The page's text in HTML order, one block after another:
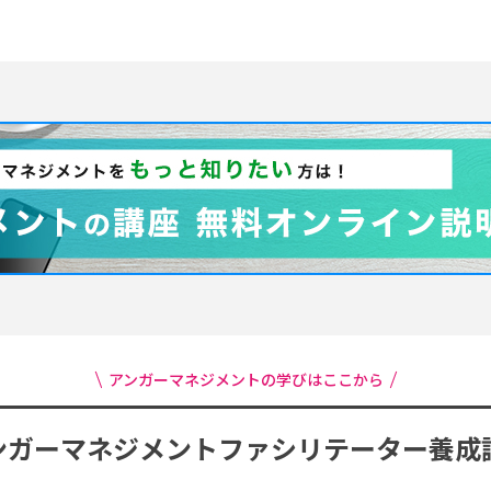
アンガーマネジメントの学びはここから
ーマネジメントファシリテーター養成